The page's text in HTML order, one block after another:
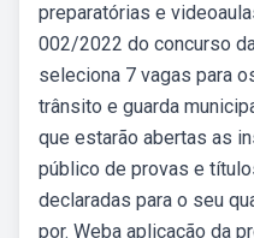
preparatórias e
002/2022 do concurso
seleciona 7 vagas para
trânsito e guarda
que estarão abertas as
público de provas e
declaradas para o seu
por. Weba aplicação da